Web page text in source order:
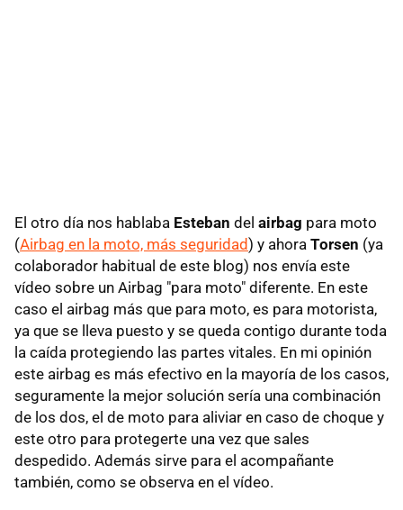
El otro día nos hablaba Esteban del airbag para moto
(Airbag en la moto, más seguridad) y ahora Torsen (ya
colaborador habitual de este blog) nos envía este
vídeo sobre un Airbag "para moto" diferente. En este
caso el airbag más que para moto, es para motorista,
ya que se lleva puesto y se queda contigo durante toda
la caída protegiendo las partes vitales. En mi opinión
este airbag es más efectivo en la mayoría de los casos,
seguramente la mejor solución sería una combinación
de los dos, el de moto para aliviar en caso de choque y
este otro para protegerte una vez que sales
despedido. Además sirve para el acompañante
también, como se observa en el vídeo.